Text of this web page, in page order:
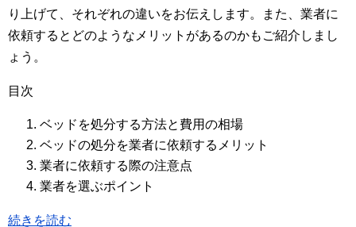
り上げて、それぞれの違いをお伝えします。また、業者に
依頼するとどのようなメリットがあるのかもご紹介しまし
ょう。
目次
ベッドを処分する方法と費用の相場
ベッドの処分を業者に依頼するメリット
業者に依頼する際の注意点
業者を選ぶポイント
続きを読む